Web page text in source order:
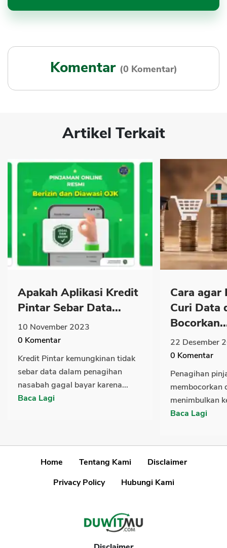
Komentar (0 Komentar)
Artikel Terkait
Apakah Aplikasi Kredit
Pintar Sebar Data...
10 November 2023
0 Komentar
Kredit Pintar kemungkinan tidak
sebar data dalam penagihan
nasabah gagal bayar karena...
Baca Lagi
Cara agar
Curi Data
22 Desember
0 Komentar
Penagihan
membocorkan
menimbulkan
Baca Lagi
Home Tentang Kami
Disclaimer
Privacy Policy
Hubungi Kami